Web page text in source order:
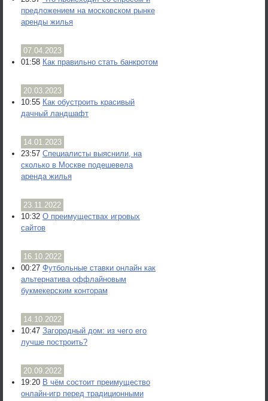
предложением на московском рынке
аренды жилья
07.04.2023
01:58 Как правильно стать банкротом
20.03.2023
10:55 Как обустроить красивый
дачный ландшафт
14.01.2023
23:57 Специалисты выяснили, на
сколько в Москве подешевела
аренда жилья
23.11.2022
10:32 О преимуществах игровых
сайтов
16.10.2022
00:27 Футбольные ставки онлайн как
альтернатива оффлайновым
букмекерским конторам
14.10.2022
10:47 Загородный дом: из чего его
лучше построить?
20.09.2022
19:20 В чём состоит преимущество
онлайн-игр перед традиционными